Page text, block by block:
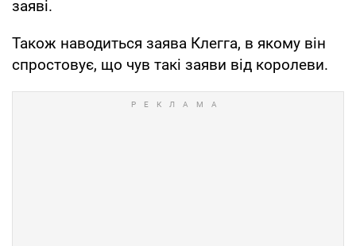
заяві.
Також наводиться заява Клегга, в якому він
спростовує, що чув такі заяви від королеви.